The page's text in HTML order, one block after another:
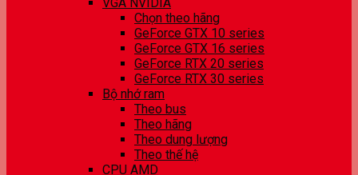
Chọn theo hãng
GeForce GTX 10 series
GeForce GTX 16 series
GeForce RTX 20 series
GeForce RTX 30 series
Bộ nhớ ram
Theo bus
Theo hãng
Theo dung lượng
Theo thế hệ
CPU AMD